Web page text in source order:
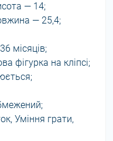
— 14;
— 25,4;
місяців;
фігурка на кліпсі;
Уміння грати,